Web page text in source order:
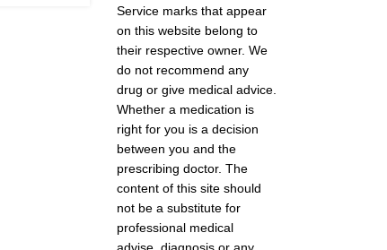
Service marks that appear
on this website belong to
their respective owner. We
do not recommend any
drug or give medical advice.
Whether a medication is
right for you is a decision
between you and the
prescribing doctor. The
content of this site should
not be a substitute for
professional medical